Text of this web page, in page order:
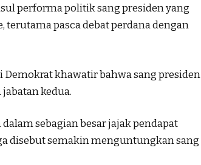
performa politik sang presiden yang
pasca debat perdana dengan
khawatir bahwa sang presiden
kedua.
sebagian besar jajak pendapat
disebut semakin menguntungkan sang